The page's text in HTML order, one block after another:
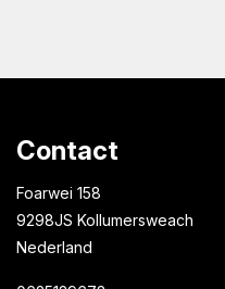
Contact
Foarwei 158
9298JS Kollumersweach
Nederland